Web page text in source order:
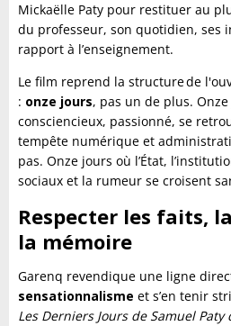
Mickaëlle Paty pour restituer au
du professeur, son quotidien, ses
rapport à l’enseignement.
Le film reprend la structure de
: onze jours, pas un de plus.
consciencieux, passionné, se
tempête numérique et
pas. Onze jours où l’État,
sociaux et la rumeur se croisent
Respecter les faits,
la mémoire
Garenq revendique une ligne
sensationnalisme et s’en tenir
Les Derniers Jours de Samuel Paty